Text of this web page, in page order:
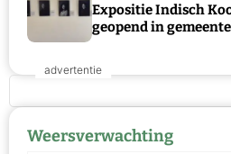
Expositie Indisch
geopend in
Weersverwachting